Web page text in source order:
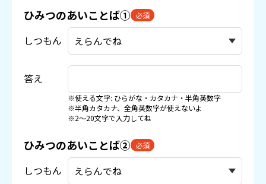
ひみつのあいことば① 必須
しつもん
答え
※使える文字: ひらがな・カタカナ・半角英数字
※半角カタカナ、全角英数字が使えないよ
※2〜20文字で入力してね
ひみつのあいことば② 必須
しつもん